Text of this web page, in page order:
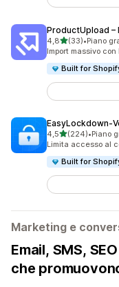
ProductUpload –
4,8stelle su 5
(33)
33 recensioni totali
•Piano
Import massivo
Built for
4,5stelle su 5
(224)
224 recensioni
•Piano
Limita accesso al
Built for
Marketing e
Email, SMS,
che